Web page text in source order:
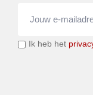
Ik heb het